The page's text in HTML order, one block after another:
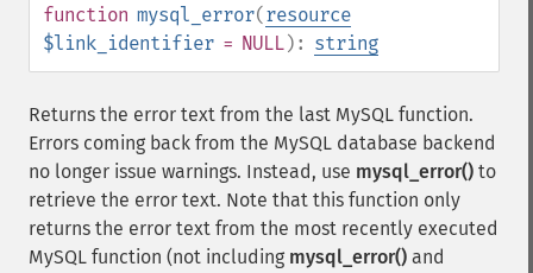
function mysql_error(resource
$link_identifier = NULL): string
Returns the error text from the last MySQL function.
Errors coming back from the MySQL database backend
no longer issue warnings. Instead, use mysql_error() to
retrieve the error text. Note that this function only
returns the error text from the most recently executed
MySQL function (not including mysql_error() and